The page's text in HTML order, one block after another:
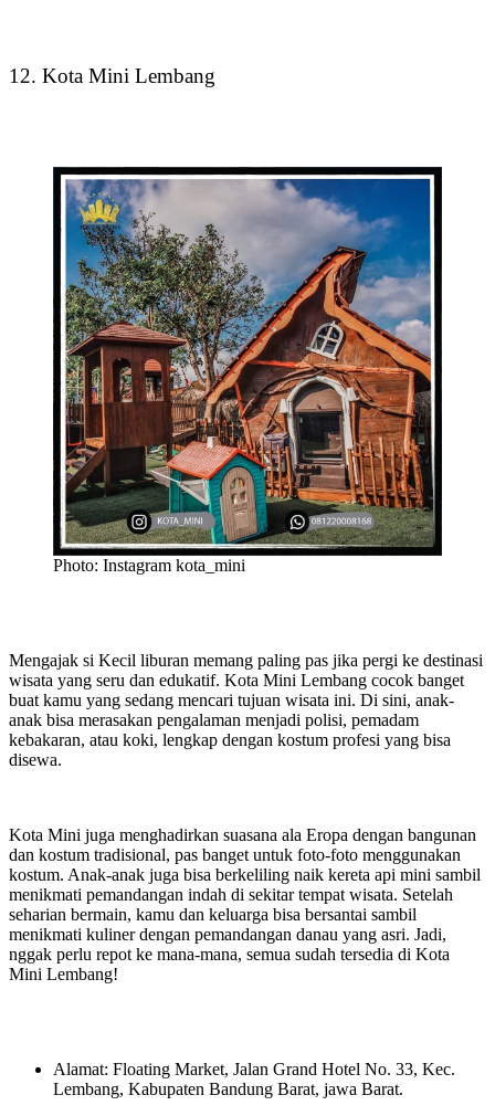
12. Kota Mini Lembang
Photo: Instagram kota_mini
Mengajak si Kecil liburan memang paling pas jika pergi ke destinasi
wisata yang seru dan edukatif. Kota Mini Lembang cocok banget
buat kamu yang sedang mencari tujuan wisata ini. Di sini, anak-
anak bisa merasakan pengalaman menjadi polisi, pemadam
kebakaran, atau koki, lengkap dengan kostum profesi yang bisa
disewa.
Kota Mini juga menghadirkan suasana ala Eropa dengan bangunan
dan kostum tradisional, pas banget untuk foto-foto menggunakan
kostum. Anak-anak juga bisa berkeliling naik kereta api mini sambil
menikmati pemandangan indah di sekitar tempat wisata. Setelah
seharian bermain, kamu dan keluarga bisa bersantai sambil
menikmati kuliner dengan pemandangan danau yang asri. Jadi,
nggak perlu repot ke mana-mana, semua sudah tersedia di Kota
Mini Lembang!
Alamat: Floating Market, Jalan Grand Hotel No. 33, Kec.
Lembang, Kabupaten Bandung Barat, jawa Barat.